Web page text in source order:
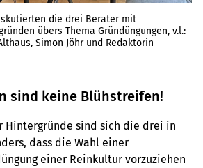
die drei Berater mit
übers Thema Gründüngungen, v.l.:
Simon Jöhr und Redaktorin
sind keine Blühstreifen!
Hintergründe sind sich die drei in
dass die Wahl einer
einer Reinkultur vorzuziehen